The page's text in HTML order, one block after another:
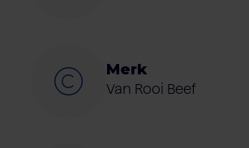
Merk
Van Rooi Beef